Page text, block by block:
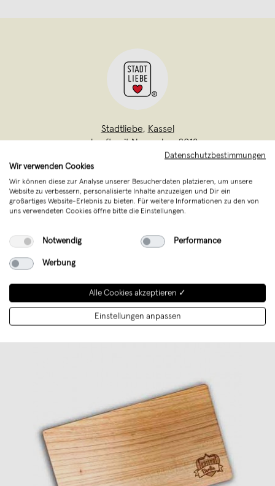
Stadtliebe, Kassel
verkauft seit November 2018
WIR LIEBEN DESIGN! Unsere Leidenschaft
ist die Kunst. Um sie greifbar zu machen
starteten wir im Jahr 2017 mit dem Projekt
Kunst und unsere Liebe zur Stadt
weitergeben zu können. Bezahlbar soll e
Datenschutzbestimmungen
Wir verwenden Cookies
Wir können diese zur Analyse unserer Besucherdaten platzieren, um unsere
Website zu verbessern, personalisierte Inhalte anzuzeigen und Dir ein
großartiges Website-Erlebnis zu bieten. Für weitere Informationen zu den von
uns verwendeten Cookies öffne bitte die Einstellungen.
Notwendig Performance
Werbung
Alle Cookies akzeptieren ✓
Einstellungen anpassen